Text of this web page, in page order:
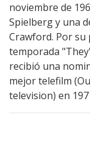
noviembre de
Spielberg y una
Crawford. Por su
temporada
recibió una
mejor telefilm
television) en